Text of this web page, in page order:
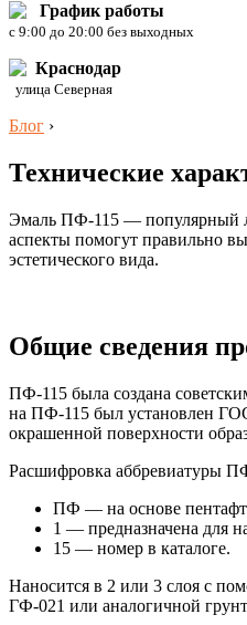
График работы
c 9:00 до 20:00 без выходных
Краснодар
улица Северная
Блог ›
Технические
Эмаль ПФ-115 — популярный
аспекты помогут правильно
эстетического вида.
Общие сведения
ПФ-115 была создана
на ПФ-115 был установлен
окрашенной поверхности
Расшифровка аббревиатуры
ПФ — на основе
1 — предназначена для
15 — номер в каталоге.
Наносится в 2 или 3 слоя с
ГФ-021 или аналогичной